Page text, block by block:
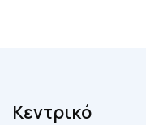
Kεντρικό